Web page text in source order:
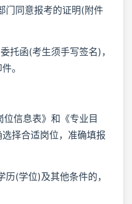
门同意报考的证明(附件
托函(考生须手写签名)，
。
信息表》和《专业目
择合适岗位，准确填报
(学位)及其他条件的，